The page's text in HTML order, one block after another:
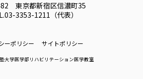
東京都新宿区信濃町35
03-3353-1211（代表）
ーポリシー サイトポリシー
大学医学部リハビリテーション医学教室